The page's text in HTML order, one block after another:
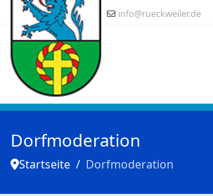
info@rueckweiler.de
Dorfmoderation
Startseite Dorfmoderation